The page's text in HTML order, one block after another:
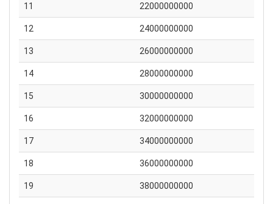
11 22000000000
12 24000000000
13 26000000000
14 28000000000
15 30000000000
16 32000000000
17 34000000000
18 36000000000
19 38000000000